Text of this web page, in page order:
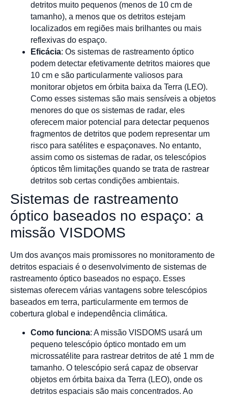
detritos muito pequenos (menos de 10 cm de
tamanho), a menos que os detritos estejam
localizados em regiões mais brilhantes ou mais
reflexivas do espaço.
Eficácia: Os sistemas de rastreamento óptico
podem detectar efetivamente detritos maiores que
10 cm e são particularmente valiosos para
monitorar objetos em órbita baixa da Terra (LEO).
Como esses sistemas são mais sensíveis a objetos
menores do que os sistemas de radar, eles
oferecem maior potencial para detectar pequenos
fragmentos de detritos que podem representar um
risco para satélites e espaçonaves. No entanto,
assim como os sistemas de radar, os telescópios
ópticos têm limitações quando se trata de rastrear
detritos sob certas condições ambientais.
Sistemas de rastreamento
óptico baseados no espaço: a
missão VISDOMS
Um dos avanços mais promissores no monitoramento de
detritos espaciais é o desenvolvimento de sistemas de
rastreamento óptico baseados no espaço. Esses
sistemas oferecem várias vantagens sobre telescópios
baseados em terra, particularmente em termos de
cobertura global e independência climática.
Como funciona: A missão VISDOMS usará um
pequeno telescópio óptico montado em um
microssatélite para rastrear detritos de até 1 mm de
tamanho. O telescópio será capaz de observar
objetos em órbita baixa da Terra (LEO), onde os
detritos espaciais são mais concentrados. Ao